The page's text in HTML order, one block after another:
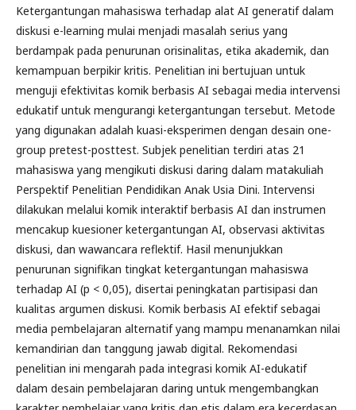
Ketergantungan mahasiswa terhadap alat AI generatif dalam
diskusi e-learning mulai menjadi masalah serius yang
berdampak pada penurunan orisinalitas, etika akademik, dan
kemampuan berpikir kritis. Penelitian ini bertujuan untuk
menguji efektivitas komik berbasis AI sebagai media intervensi
edukatif untuk mengurangi ketergantungan tersebut. Metode
yang digunakan adalah kuasi-eksperimen dengan desain one-
group pretest-posttest. Subjek penelitian terdiri atas 21
mahasiswa yang mengikuti diskusi daring dalam matakuliah
Perspektif Penelitian Pendidikan Anak Usia Dini. Intervensi
dilakukan melalui komik interaktif berbasis AI dan instrumen
mencakup kuesioner ketergantungan AI, observasi aktivitas
diskusi, dan wawancara reflektif. Hasil menunjukkan
penurunan signifikan tingkat ketergantungan mahasiswa
terhadap AI (p < 0,05), disertai peningkatan partisipasi dan
kualitas argumen diskusi. Komik berbasis AI efektif sebagai
media pembelajaran alternatif yang mampu menanamkan nilai
kemandirian dan tanggung jawab digital. Rekomendasi
penelitian ini mengarah pada integrasi komik AI-edukatif
dalam desain pembelajaran daring untuk mengembangkan